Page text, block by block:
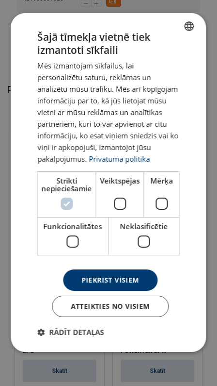
Pērkot šo preci, klienti izvēlas arī
Celšanas cilpa POWERTEX
Skatīt
Celšanas cilpa POWERTEX
Skatīt
LPS
Skatīt
POWERTEX LPW
Skatīt
ENGLISH TRANSLATION
Šajā tīmekļa vietnē tiek
izmantoti sīkfaili
Mēs izmantojam sīkfailus, lai
personalizētu saturu, reklāmas un
analizētu mūsu trafiku. Mēs arī kopīgojam
informāciju par to, kā jūs lietojat mūsu
vietni ar mūsu reklāmas un analītikas
partneriem, kuri to var apvienot ar citu
informāciju, ko esat viņiem sniedzis vai ko
viņi ir apkopojuši, izmantojot jūsu
pakalpojumus. Privātuma politika
Strikti
nepieciešamie
Veiktspējas Mērķa
Funkcionalitātes Neklasificētie
PIEKRIST VISIEM
ATTEIKTIES NO VISIEM
RĀDĪT DETAĻAS